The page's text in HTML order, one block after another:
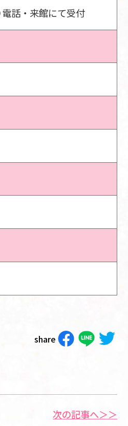
話・来館にて受付
share
次の記事へ＞＞